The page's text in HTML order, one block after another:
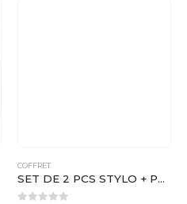
COFFRET
SET DE 2 PCS STYLO + PORTE CARTE VISITE ( 04 C ) – NM299